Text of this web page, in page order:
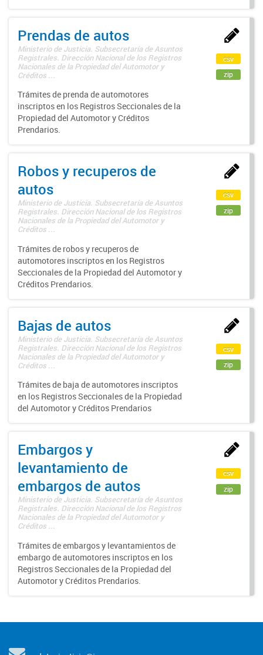
Prendas de autos
Ministerio de Justicia. Subsecretaría de Asuntos
Registrales. Dirección Nacional de los Registros
Nacionales de la Propiedad del Automotor y
Créditos ...
Trámites de prenda de automotores
inscriptos en los Registros Seccionales de la
Propiedad del Automotor y Créditos
Prendarios.
csv
zip
Robos y recuperos de
autos
Ministerio de Justicia. Subsecretaría de Asuntos
Registrales. Dirección Nacional de los Registros
Nacionales de la Propiedad del Automotor y
Créditos ...
Trámites de robos y recuperos de
automotores inscriptos en los Registros
Seccionales de la Propiedad del Automotor y
Créditos Prendarios.
csv
zip
Bajas de autos
Ministerio de Justicia. Subsecretaría de Asuntos
Registrales. Dirección Nacional de los Registros
Nacionales de la Propiedad del Automotor y
Créditos ...
Trámites de baja de automotores inscriptos
en los Registros Seccionales de la Propiedad
del Automotor y Créditos Prendarios
csv
zip
Embargos y
levantamiento de
embargos de autos
Ministerio de Justicia. Subsecretaría de Asuntos
Registrales. Dirección Nacional de los Registros
Nacionales de la Propiedad del Automotor y
Créditos ...
Trámites de embargos y levantamientos de
embargo de automotores inscriptos en los
Registros Seccionales de la Propiedad del
Automotor y Créditos Prendarios.
csv
zip